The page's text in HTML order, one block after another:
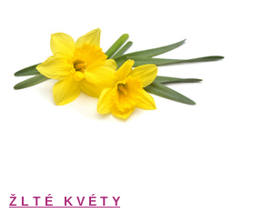
Ž L T É   K V É T Y